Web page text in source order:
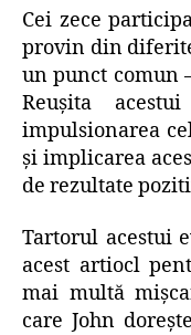
Cei zece
provin din
un punct comun
Reușita
impulsionarea
și implicarea
de rezultate
Tartorul acestui
acest artiocl
mai multă
care John